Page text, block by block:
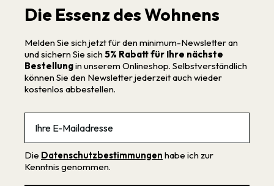
Die Essenz des Wohnens
Melden Sie sich jetzt für den minimum-Newsletter an
und sichern Sie sich 5% Rabatt für Ihre nächste
Bestellungin unserem Onlineshop. Selbstverständlich
können Sie den Newsletter jederzeit auch wieder
kostenlos abbestellen.
Die Datenschutzbestimmungen habe ich zur
Kenntnis genommen.